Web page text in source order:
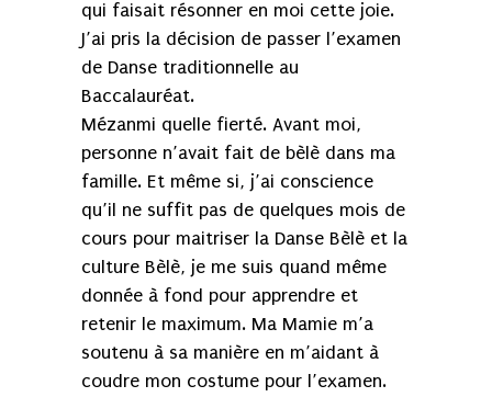
qui faisait résonner en moi cette joie.
J’ai pris la décision de passer l’examen
de Danse traditionnelle au
Baccalauréat.
Mézanmi quelle fierté. Avant moi,
personne n’avait fait de bèlè dans ma
famille. Et même si, j’ai conscience
qu’il ne suffit pas de quelques mois de
cours pour maitriser la Danse Bèlè et la
culture Bèlè, je me suis quand même
donnée à fond pour apprendre et
retenir le maximum. Ma Mamie m’a
soutenu à sa manière en m’aidant à
coudre mon costume pour l’examen.